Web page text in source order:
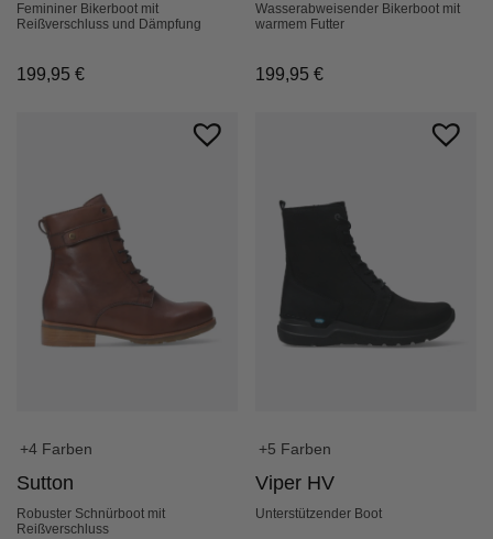
Femininer Bikerboot mit
Reißverschluss und Dämpfung
199,95 €
Wasserabweisender Bikerboot mit
warmem Futter
199,95€
+4 Farben
Sutton
Robuster Schnürboot mit
Reißverschluss
+5 Farben
Viper HV
Unterstützender Boot